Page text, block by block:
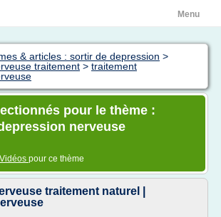
Menu
& articles : sortir de depression >
traitement > traitement
pour le thème :
nerveuse
pour ce thème
traitement naturel |